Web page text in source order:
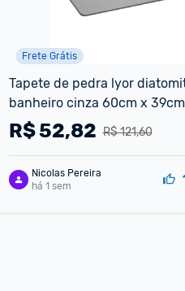
Frete Grátis
Tapete de pedra lyor
banheiro cinza 60cm x 39cm
R$ 121,60
R$52,82
Nicolas Pereira
há 1 sem
1